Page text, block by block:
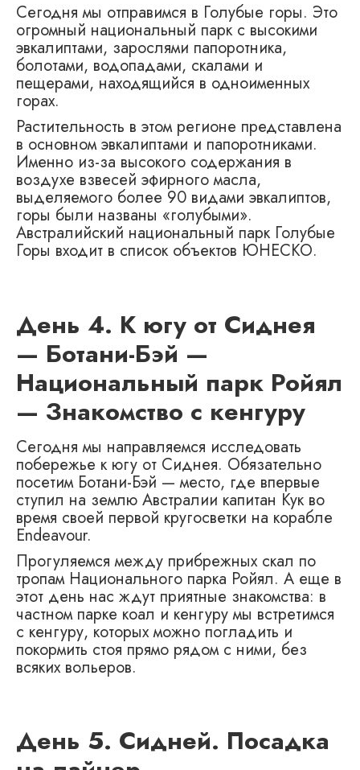
Сегодня мы отправимся в Голубые горы. Это
огромный национальный парк с высокими
эвкалиптами, зарослями папоротника,
болотами, водопадами, скалами и
пещерами, находящийся в одноименных
горах.
Растительность в этом регионе представлена
в основном эвкалиптами и папоротниками.
Именно из-за высокого содержания в
воздухе взвесей эфирного масла,
выделяемого более 90 видами эвкалиптов,
горы были названы «голубыми».
Австралийский национальный парк Голубые
Горы входит в список объектов ЮНЕСКО.
День 4. К югу от Сиднея
— Ботани-Бэй —
Национальный парк Ройял
— Знакомство с кенгуру
Cегодня мы направляемся исследовать
побережье к югу от Сиднея. Обязательно
посетим Ботани-Бэй — место, где впервые
ступил на землю Австралии капитан Кук во
время своей первой кругосветки на корабле
Endeavour.
Прогуляемся между прибрежных скал по
тропам Национального парка Ройял. А еще в
этот день нас ждут приятные знакомства: в
частном парке коал и кенгуру мы встретимся
с кенгуру, которых можно погладить и
покормить стоя прямо рядом с ними, без
всяких вольеров.
День 5. Сидней. Посадка